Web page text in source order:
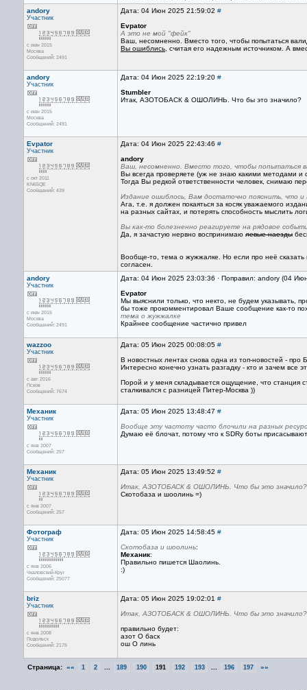
andory
Участник
с июн 2015
Москва
Сообщений: 2491
Дата: 04 Июн 2025 21:59:02 #
Evpator
А это не мой "фейк"
Ваш, несомненно. Вместо того, чтобы попытаться
Вы ошиблись , считая его надежным источником. А
andory
Участник
с июн 2015
Москва
Сообщений: 2491
Дата: 04 Июн 2025 22:19:20 #
Stumbler
Итак, АЗОТОБАСК & ОШОЛИНЬ. Что бы это значило?
Evpator
Участник
с окт 2011
KN65QE
Сообщений: 439
Дата: 04 Июн 2025 22:43:46 #
andory
Ваш, несомненно. Вместо того, чтобы попытаться
Вы всегда проверяете (уж не знаю какими методами
Тогда Вы редкой ответственности человек, снимаю
Издание ошиблось, Вам достаточно пояснить, что
Ага, т.е. я должен покаяться за косяк уважаемого
на разных сайтах, и потерять способность мыслить
Вы как-то болезненно реагируете на рядовое
Да, я зачастую нервно воспринимаю левые наезды
Вообще-то, тема о жужжалке. Но если про неё
согласен.
andory
Участник
с июн 2015
Москва
Сообщений: 2491
Дата: 04 Июн 2025 23:03:36 · Поправил: andory (04
Evpator
Мы выяснили только, что некто, не будем указывать,
бы тоже прокомментировал Ваше сообщение как-то
тема о жужжалке
Крайнее сообщение частично привел
wazzoo
Участник
с авг 2016
Псков
Сообщений: 7674
Дата: 05 Июн 2025 00:08:05 #
В новостных лентах снова одна из топ-новостей - про
Интересно конечно узнать разгадку - кто и зачем все
Порой и у меня складывается ощущение, что станция
сталкивался с разницей Питер-Москва ))
Механик
Участник
с янв 2007
Сообщений: 257
Дата: 05 Июн 2025 13:48:47 #
Вообще эту частоту часто блочили на разных
Думаю её блочат, потому что к SDRу боты
Механик
Участник
с янв 2007
Сообщений: 257
Дата: 05 Июн 2025 13:49:52 #
Итак, АЗОТОБАСК & ОШОЛИНЬ. Что бы это значило?
Скотобаза и шоолинь =)
Фотограф
Участник
с янв 2006
Чкаловский-Круг
Сообщений: 25077
Дата: 05 Июн 2025 14:58:45 #
Скотобаза и шоолинь:
Механик:
Правильно пишется Шаолинь.
:)
briz
Участник
с янв 2008
Подольск
Сообщений: 2175
Дата: 05 Июн 2025 19:02:01 #
Итак, АЗОТОБАСК & ОШОЛИНЬ. Что бы это значило?
правильно будет:
азот О баск
ош О линь
Страница: «« 1 2 189 190 191 192 193 196 197 »»